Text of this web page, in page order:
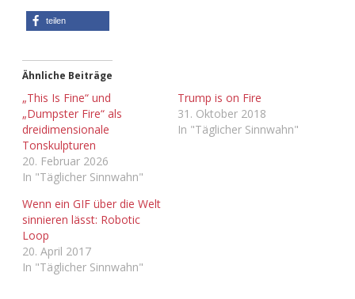
Adventskalender 2019
Adventskalender 2022
Adventskalender 2023
teilen
Ähnliche Beiträge
„This Is Fine“ und
„Dumpster Fire“ als
dreidimensionale
Tonskulpturen
20. Februar 2026
In "Täglicher Sinnwahn"
Trump is on Fire
31. Oktober 2018
In "Täglicher Sinnwahn"
Wenn ein GIF über die Welt
sinnieren lässt: Robotic
Loop
20. April 2017
In "Täglicher Sinnwahn"